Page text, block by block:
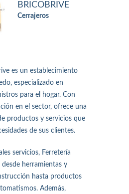
BRICOBRIVE
Cerrajeros
es un establecimiento
especializado en
para el hogar. Con
en el sector, ofrece una
productos y servicios que
de sus clientes.
servicios, Ferretería
herramientas y
hasta productos
Además,